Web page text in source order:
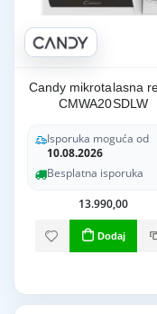
Candy mikrotalasna
CMWA20SDLW
Isporuka moguća od
10.08.2026
Besplatna isporuka
13.990,00
Dodaj